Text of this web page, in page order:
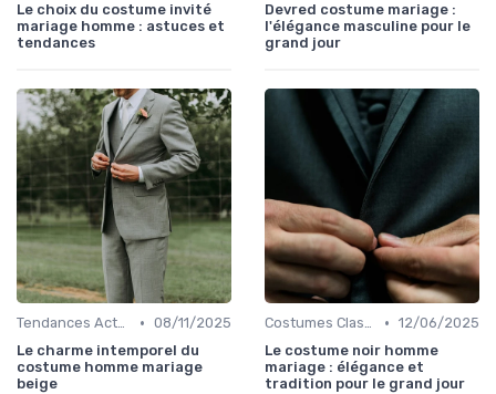
Le choix du costume invité
mariage homme : astuces et
tendances
Devred costume mariage :
l'élégance masculine pour le
grand jour
Tendances Actuelles • 08/11/2025
Le charme intemporel du
costume homme mariage
beige
Costumes Classiques • 12/06/2025
Le costume noir homme
mariage : élégance et
tradition pour le grand jour